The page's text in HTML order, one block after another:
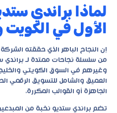
لماذا براندي
الأول في الكويت
من سلسلة نجاحات ممتدة لـ براندي
وغيرهم في السوق الكويتي
العميق والشامل للتسويق الرقمي
الجاهزة أو القوالب المكررة.
تضم براندي ستديو نخبة من